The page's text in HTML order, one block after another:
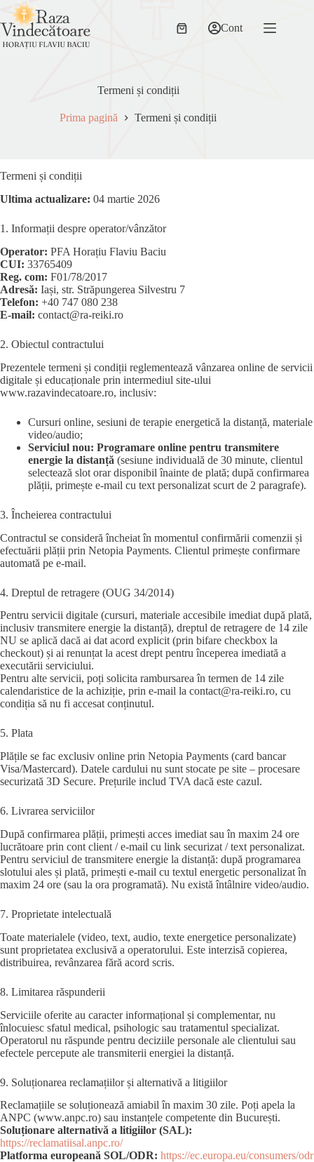
Sari
conținut
Coș
Cont
Termeni și condiții
Prima pagină Termeni și condiții
Termeni și condiții
Ultima actualizare: 04 martie 2026
1. Informații despre operator/vânzător
Operator: PFA Horațiu Flaviu Baciu
CUI: 33765409
Reg. com: F01/78/2017
Adresă: Iași, str. Străpungerea Silvestru 7
Telefon: +40 747 080 238
E-mail: contact@ra-reiki.ro
2. Obiectul contractului
Prezentele termeni și condiții reglementează vânzarea online de servicii
digitale și educaționale prin intermediul site-ului
www.razavindecatoare.ro, inclusiv:
Cursuri online, sesiuni de terapie energetică la distanță, materiale
video/audio;
Serviciul nou: Programare online pentru transmitere
energie la distanță (sesiune individuală de 30 minute, clientul
selectează slot orar disponibil înainte de plată; după confirmarea
plății, primește e-mail cu text personalizat scurt de 2 paragrafe).
3. Încheierea contractului
Contractul se consideră încheiat în momentul confirmării comenzii și
efectuării plății prin Netopia Payments. Clientul primește confirmare
automată pe e-mail.
4. Dreptul de retragere (OUG 34/2014)
Pentru servicii digitale (cursuri, materiale accesibile imediat după plată,
inclusiv transmitere energie la distanță), dreptul de retragere de 14 zile
NU se aplică dacă ai dat acord explicit (prin bifare checkbox la
checkout) și ai renunțat la acest drept pentru începerea imediată a
executării serviciului.
Pentru alte servicii, poți solicita rambursarea în termen de 14 zile
calendaristice de la achiziție, prin e-mail la contact@ra-reiki.ro, cu
condiția să nu fi accesat conținutul.
5. Plata
Plățile se fac exclusiv online prin Netopia Payments (card bancar
Visa/Mastercard). Datele cardului nu sunt stocate pe site – procesare
securizată 3D Secure. Prețurile includ TVA dacă este cazul.
6. Livrarea serviciilor
După confirmarea plății, primești acces imediat sau în maxim 24 ore
lucrătoare prin cont client / e-mail cu link securizat / text personalizat.
Pentru serviciul de transmitere energie la distanță: după programarea
slotului ales și plată, primești e-mail cu textul energetic personalizat în
maxim 24 ore (sau la ora programată). Nu există întâlnire video/audio.
7. Proprietate intelectuală
Toate materialele (video, text, audio, texte energetice personalizate)
sunt proprietatea exclusivă a operatorului. Este interzisă copierea,
distribuirea, revânzarea fără acord scris.
8. Limitarea răspunderii
Serviciile oferite au caracter informațional și complementar, nu
înlocuiesc sfatul medical, psihologic sau tratamentul specializat.
Operatorul nu răspunde pentru deciziile personale ale clientului sau
efectele percepute ale transmiterii energiei la distanță.
9. Soluționarea reclamațiilor și alternativă a litigiilor
Reclamațiile se soluționează amiabil în maxim 30 zile. Poți apela la
ANPC (www.anpc.ro) sau instanțele competente din București.
Soluționare alternativă a litigiilor (SAL):
https://reclamatiisal.anpc.ro/
Platforma europeană SOL/ODR: https://ec.europa.eu/consumers/odr